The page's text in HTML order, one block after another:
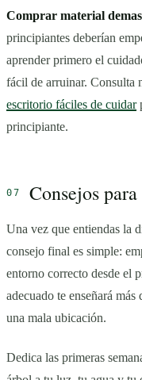
Comprar material
principiantes deberían
aprender primero el
fácil de arruinar. Consulta
escritorio fáciles de cuidar
principiante.
Consejos
Una vez que entiendas la
consejo final es simple:
entorno correcto desde el
adecuado te enseñará
una mala ubicación.
Dedica las primeras